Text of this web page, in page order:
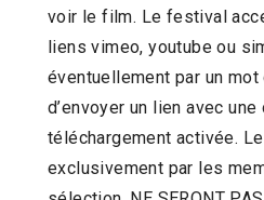
voir le film. Le festival
liens vimeo, youtube ou
éventuellement par un
d’envoyer un lien avec
téléchargement activée.
exclusivement par les